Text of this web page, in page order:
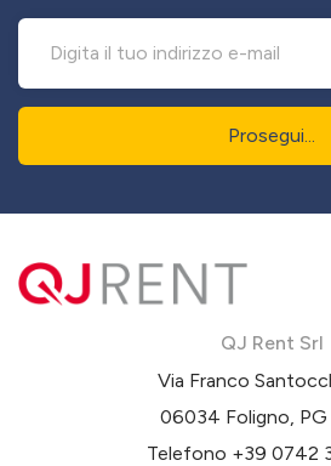
Prosegui...
QJ Rent Srl
Via Franco
06034 Foligno,
Telefono +39 0742